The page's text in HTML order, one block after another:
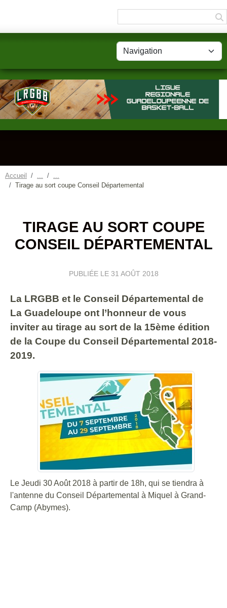
Accueil
Tirage au sort coupe Conseil Départemental
TIRAGE AU SORT COUPE
CONSEIL DÉPARTEMENTAL
PUBLIÉE LE 31 AOÛT 2018
La LRGBB et le Conseil Départemental de
La Guadeloupe ont l’honneur de vous
inviter au tirage au sort de la 15ème édition
de la Coupe du Conseil Départemental 2018-
2019.
Le Jeudi 30 Août 2018 à partir de 18h, qui se tiendra à
l'antenne du Conseil Départemental à Miquel à Grand-
Camp (Abymes).